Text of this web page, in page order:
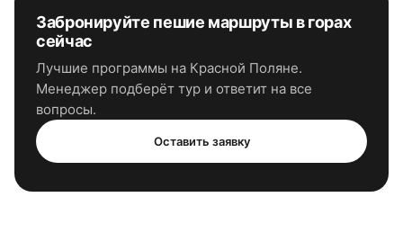
Забронируйте пешие маршруты в горах
сейчас
Лучшие программы на Красной Поляне.
Менеджер подберёт тур и ответит на все
вопросы.
Оставить заявку